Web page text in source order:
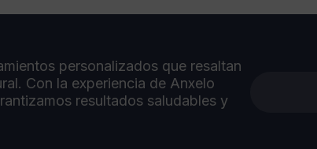
personalizados que resaltan
Con la experiencia de Anxelo
resultados saludables y